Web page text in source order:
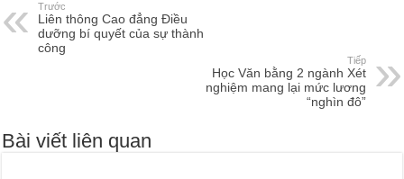
Trước
Liên thông Cao đẳng Điều
dưỡng bí quyết của sự thành
công
Tiếp
Học Văn bằng 2 ngành Xét
nghiệm mang lại mức lương
“nghìn đô”
Bài viết liên quan